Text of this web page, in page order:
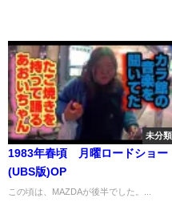
未分類
1983年春頃 月曜ロードショー
(UBS版)OP
この頃は、MAZDAが後半でした。...